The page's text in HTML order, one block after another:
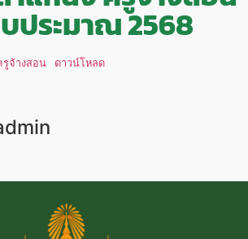
ประมาณ 2568
จ้างสอน ดาวน์โหลด